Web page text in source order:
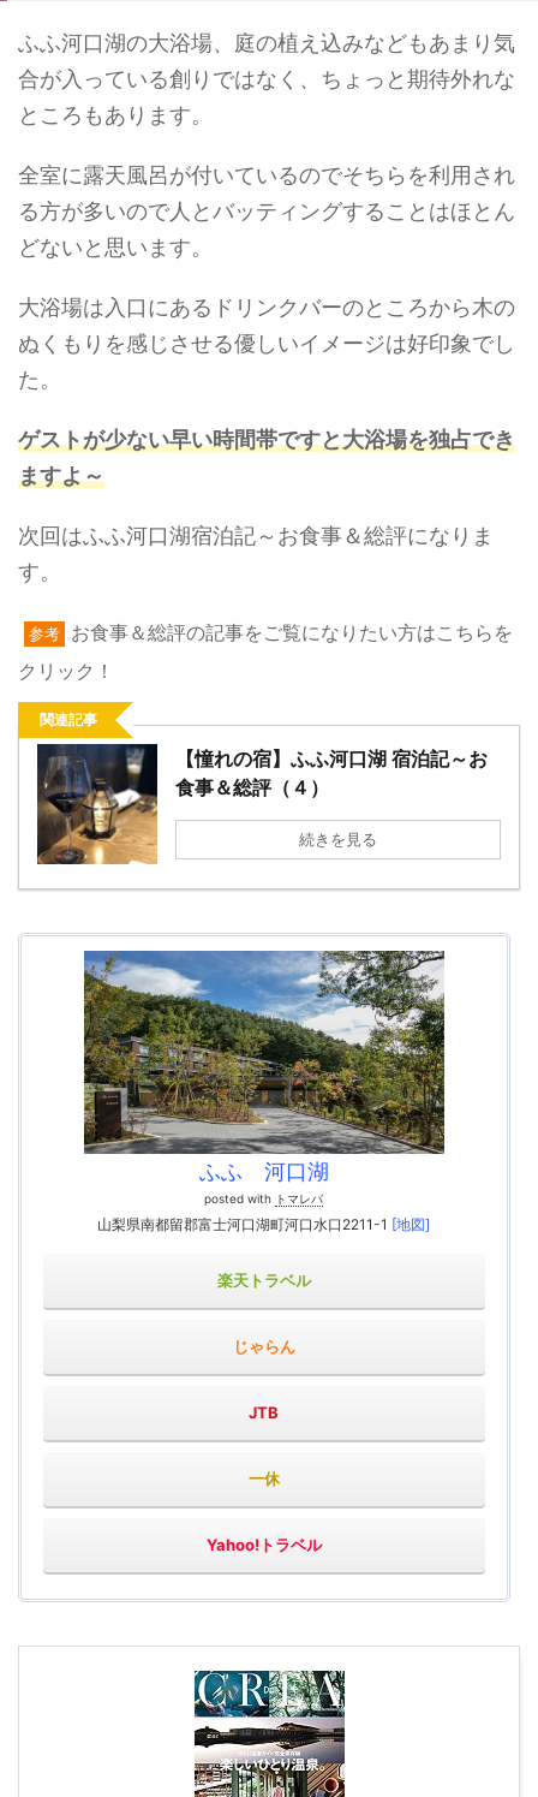
ふふ河口湖の大浴場、庭の植え込みなどもあまり気
合が入っている創りではなく、ちょっと期待外れな
ところもあります。
全室に露天風呂が付いているのでそちらを利用され
る方が多いので人とバッティングすることはほとん
どないと思います。
大浴場は入口にあるドリンクバーのところから木の
ぬくもりを感じさせる優しいイメージは好印象でし
た。
ゲストが少ない早い時間帯ですと大浴場を独占でき
ますよ～
次回はふふ河口湖宿泊記～お食事＆総評になりま
す。
参考
お食事＆総評の記事をご覧になりたい方はこちらを
クリック！
関連記事
【憧れの宿】ふふ河口湖 宿泊記～お
食事＆総評（４）
続きを見る
ふふ 河口湖
posted with トマレバ
山梨県南都留郡富士河口湖町河口水口2211-1 [地図]
楽天トラベル
じゃらん
JTB
一休
Yahoo!トラベル